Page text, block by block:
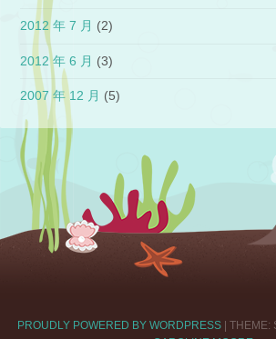
2012 年 7 月 (2)
2012 年 6 月 (3)
2007 年 12 月 (5)
PROUDLY POWERED BY WORDPRESS | THEME: